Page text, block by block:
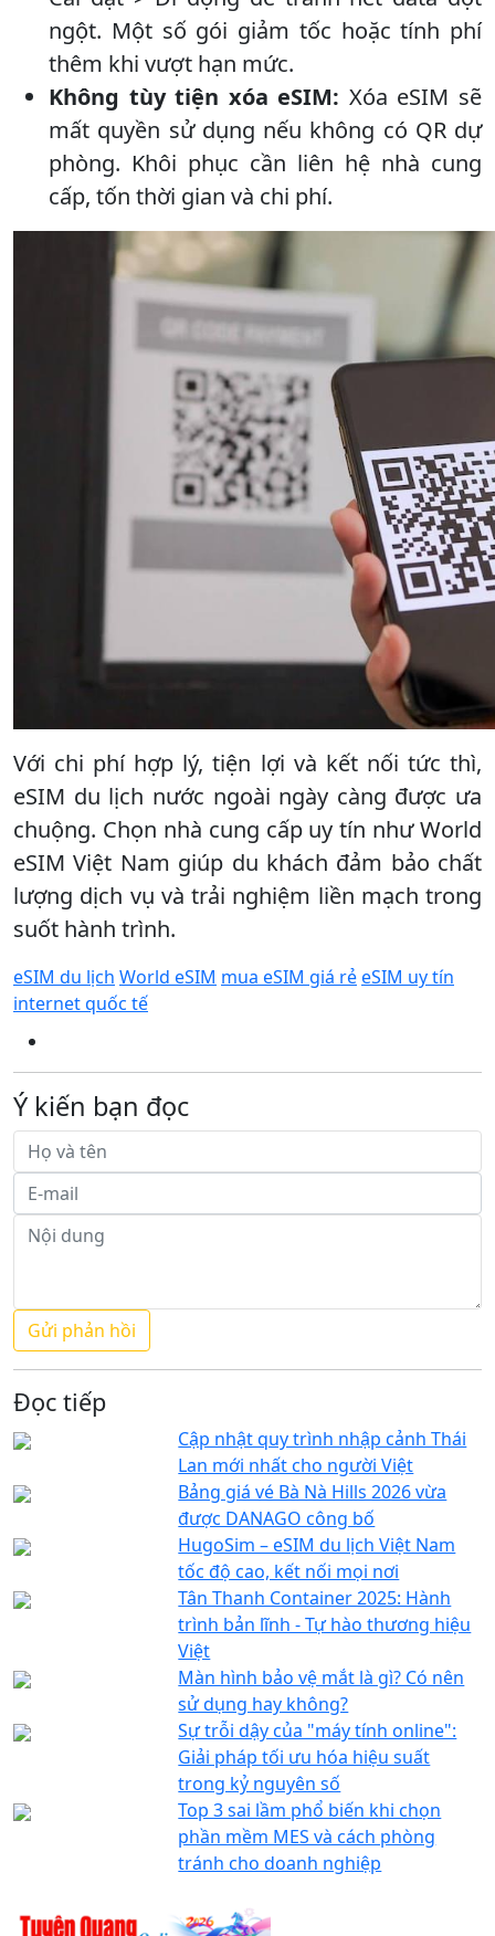
ngột. Một số gói giảm tốc hoặc tính phí
thêm khi vượt hạn mức.
Không tùy tiện xóa eSIM: Xóa eSIM sẽ
mất quyền sử dụng nếu không có QR dự
phòng. Khôi phục cần liên hệ nhà cung
cấp, tốn thời gian và chi phí.
Với chi phí hợp lý, tiện lợi và kết nối tức thì,
eSIM du lịch nước ngoài ngày càng được ưa
chuộng. Chọn nhà cung cấp uy tín như World
eSIM Việt Nam giúp du khách đảm bảo chất
lượng dịch vụ và trải nghiệm liền mạch trong
suốt hành trình.
eSIM du lịch World eSIM mua eSIM giá rẻeSIM uy tín
internet quốc tế
Ý kiến bạn đọc
Đọc tiếp
Cập nhật quy trình nhập cảnh Thái
Lan mới nhất cho người Việt
Bảng giá vé Bà Nà Hills 2026 vừa
được DANAGO công bố
HugoSim – eSIM du lịch Việt Nam
tốc độ cao, kết nối mọi nơi
Tân Thanh Container 2025: Hành
trình bản lĩnh - Tự hào thương hiệu
Việt
Màn hình bảo vệ mắt là gì? Có nên
sử dụng hay không?
Sự trỗi dậy của "máy tính online":
Giải pháp tối ưu hóa hiệu suất
trong kỷ nguyên số
Top 3 sai lầm phổ biến khi chọn
phần mềm MES và cách phòng
tránh cho doanh nghiệp